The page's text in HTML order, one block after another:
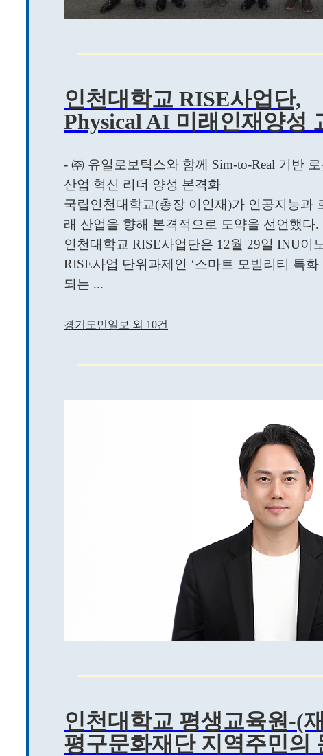
인천대학교 RISE사업단,
Physical AI 미래인재양성
- ㈜ 유일로보틱스와 함께 Sim-to-Real 기반
산업 혁신 리더 양성 본격화
국립인천대학교(총장 이인재)가 인공지능과
래 산업을 향해 본격적으로 도약을 선언했다.
인천대학교 RISE사업단은 12월 29일 INU이
RISE사업 단위과제인 ‘스마트 모빌리티 특
되는 ...
경기도민일보 외 10건
인천대학교 평생교육원-(
평구문화재단 지역주민의